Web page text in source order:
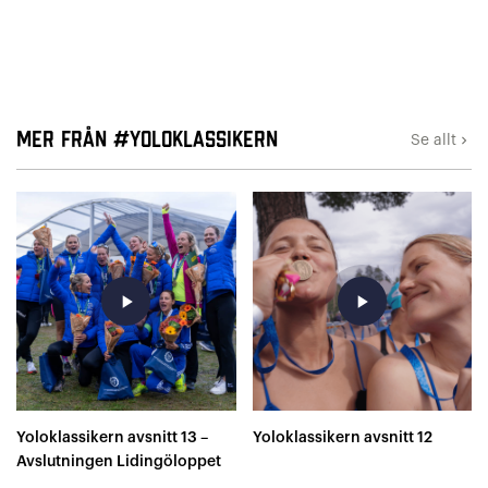
Mer från #YOLOKLASSIKERN Se allt keyboard_arrow_right
play_arrow
Yoloklassikern avsnitt 13 –
Avslutningen Lidingöloppet
play_arrow
Yoloklassikern avsnitt 12